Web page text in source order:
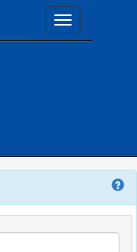
Toggle